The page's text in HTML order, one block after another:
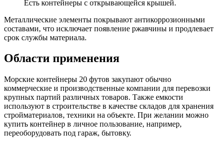
Есть контейнеры с открывающейся крышей.
Металлические элементы покрывают антикоррозионными
составами, что исключает появление ржавчины и продлевает
срок службы материала.
Области применения
Морские контейнеры 20 футов закупают обычно
коммерческие и производственные компании для перевозки
крупных партий различных товаров. Также емкости
используют в строительстве в качестве складов для хранения
стройматериалов, техники на объекте. При желании можно
купить контейнер в личное пользование, например,
переоборудовать под гараж, бытовку.